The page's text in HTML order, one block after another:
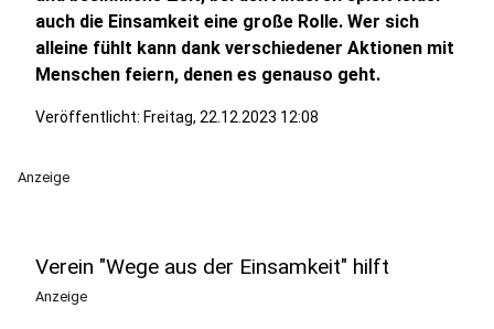
auch die Einsamkeit eine große Rolle. Wer sich
alleine fühlt kann dank verschiedener Aktionen mit
Menschen feiern, denen es genauso geht.
Veröffentlicht: Freitag, 22.12.2023 12:08
Anzeige
Verein "Wege aus der Einsamkeit" hilft
Anzeige